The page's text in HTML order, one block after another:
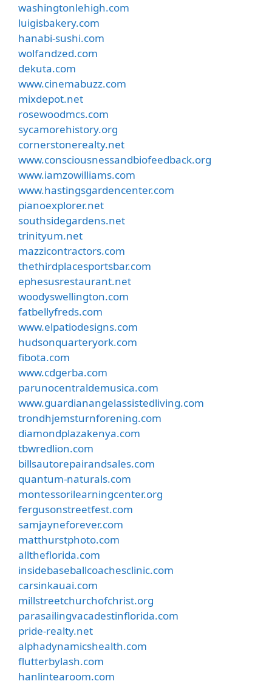
washingtonlehigh.com
luigisbakery.com
hanabi-sushi.com
wolfandzed.com
dekuta.com
www.cinemabuzz.com
mixdepot.net
rosewoodmcs.com
sycamorehistory.org
cornerstonerealty.net
www.consciousnessandbiofeedback.org
www.iamzowilliams.com
www.hastingsgardencenter.com
pianoexplorer.net
southsidegardens.net
trinityum.net
mazzicontractors.com
thethirdplacesportsbar.com
ephesusrestaurant.net
woodyswellington.com
fatbellyfreds.com
www.elpatiodesigns.com
hudsonquarteryork.com
fibota.com
www.cdgerba.com
parunocentraldemusica.com
www.guardianangelassistedliving.com
trondhjemsturnforening.com
diamondplazakenya.com
tbwredlion.com
billsautorepairandsales.com
quantum-naturals.com
montessorilearningcenter.org
fergusonstreetfest.com
samjayneforever.com
matthurstphoto.com
alltheflorida.com
insidebaseballcoachesclinic.com
carsinkauai.com
millstreetchurchofchrist.org
parasailingvacadestinflorida.com
pride-realty.net
alphadynamicshealth.com
flutterbylash.com
hanlintearoom.com